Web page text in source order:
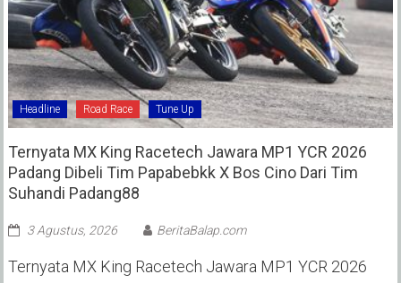
Headline Road Race Tune Up
Ternyata MX King Racetech Jawara MP1 YCR 2026
Padang Dibeli Tim Papabebkk X Bos Cino Dari Tim
Suhandi Padang88
3 Agustus, 2026 BeritaBalap.com
Ternyata MX King Racetech Jawara MP1 YCR 2026